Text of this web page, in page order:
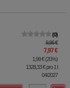
0
9,96 €
7,97 €
1,99 €(20%)
1328,33 €pro 1 l
04/2027